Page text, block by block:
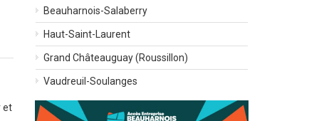
et
Beauharnois-Salaberry
Haut-Saint-Laurent
Grand Châteauguay (Roussillon)
Vaudreuil-Soulanges